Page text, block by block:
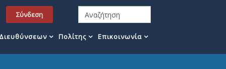
Σύνδεση
Πολίτης Επικοινωνία